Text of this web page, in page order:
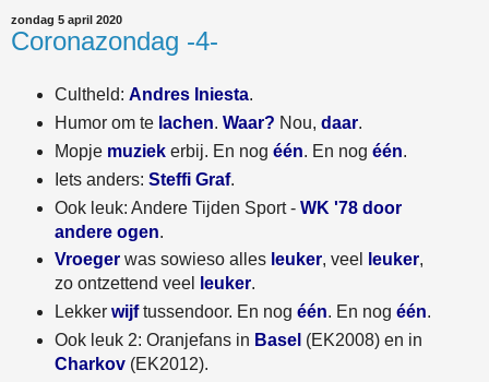
zondag 5 april 2020
Coronazondag -4-
Cultheld: Andres Iniesta.
Humor om te lachen. Waar? Nou, daar.
Mopje muziekerbij. En nog één. En nog één.
Iets anders: Steffi Graf.
Ook leuk: Andere Tijden Sport - WK '78 door
andere ogen.
Vroegerwas sowieso alles leuker, veel leuker,
zo ontzettend veel
leuker.
Lekker wijftussendoor. En nog één. En nog één.
Ook leuk 2: Oranjefans in Basel (EK2008) en in
Charkov(EK2012).